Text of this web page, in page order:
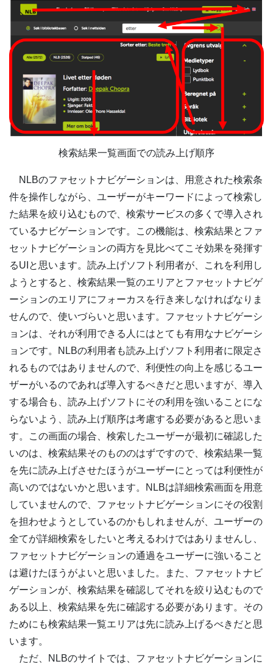
検索結果一覧画面での読み上げ順序
NLBのファセットナビゲーションは、用意された検索条
件を操作しながら、ユーザーがキーワードによって検索し
た結果を絞り込むもので、検索サービスの多くで導入され
ているナビゲーションです。この機能は、検索結果とファ
セットナビゲーションの両方を見比べてこそ効果を発揮す
るUIと思います。読み上げソフト利用者が、これを利用し
ようとすると、検索結果一覧のエリアとファセットナビゲ
ーションのエリアにフォーカスを行き来しなければなりま
せんので、使いづらいと思います。ファセットナビゲーシ
ョンは、それが利用できる人にはとても有用なナビゲーシ
ョンです。NLBの利用者も読み上げソフト利用者に限定さ
れるものではありませんので、利便性の向上を感じるユー
ザーがいるのであれば導入するべきだと思いますが、導入
する場合も、読み上げソフトにその利用を強いることにな
らないよう、読み上げ順序は考慮する必要があると思いま
す。この画面の場合、検索したユーザーが最初に確認した
いのは、検索結果そのもののはずですので、検索結果一覧
を先に読み上げさせたほうがユーザーにとっては利便性が
高いのではないかと思います。NLBは詳細検索画面を用意
していませんので、ファセットナビゲーションにその役割
を担わせようとしているのかもしれませんが、ユーザーの
全てが詳細検索をしたいと考えるわけではありませんし、
ファセットナビゲーションの通過をユーザーに強いること
は避けたほうがよいと思いました。また、ファセットナビ
ゲーションが、検索結果を確認してそれを絞り込むもので
ある以上、検索結果を先に確認する必要があります。その
ためにも検索結果一覧エリアは先に読み上げるべきだと思
います。
ただ、NLBのサイトでは、ファセットナビゲーションに